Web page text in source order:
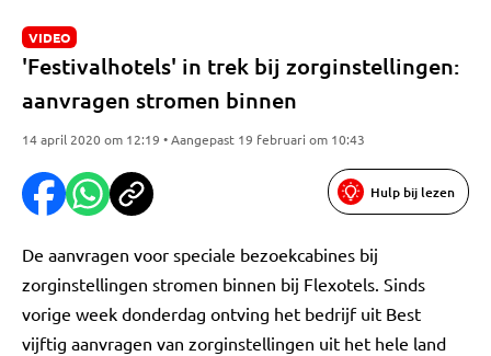
VIDEO
'Festivalhotels' in trek bij zorginstellingen:
aanvragen stromen binnen
14 april 2020 om 12:19 • Aangepast 19 februari om 10:43
Hulp bij lezen
De aanvragen voor speciale bezoekcabines bij
zorginstellingen stromen binnen bij Flexotels. Sinds
vorige week donderdag ontving het bedrijf uit Best
vijftig aanvragen van zorginstellingen uit het hele land